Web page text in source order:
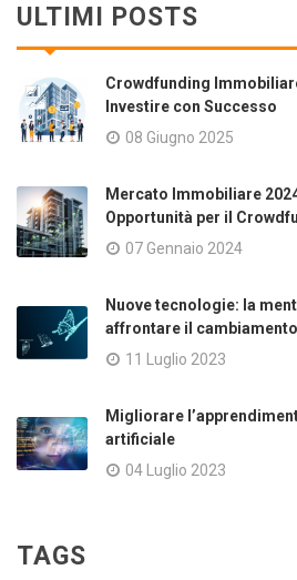
ULTIMI POSTS
Crowdfunding
Investire con Successo
08 Giugno 2025
Mercato Immobiliare
Opportunità per il
07 Gennaio 2024
Nuove tecnologie: la
affrontare il cambiamento
11 Luglio 2023
Migliorare
artificiale
04 Luglio 2023
TAGS